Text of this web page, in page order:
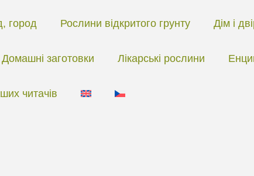
город Рослини відкритого грунту Дім і
Домашні заготовки Лікарські рослини
читачів